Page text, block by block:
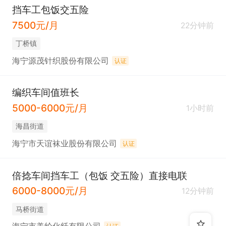
挡车工包饭交五险
7500元/月
22分钟前
丁桥镇
海宁源茂针织股份有限公司 认证
编织车间值班长
5000-6000元/月
1小时前
海昌街道
海宁市天谊袜业股份有限公司 认证
倍捻车间挡车工（包饭 交五险）直接电联
6000-8000元/月
12分钟前
马桥街道